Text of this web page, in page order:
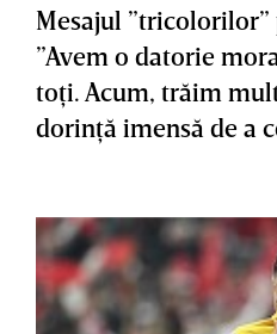
Mesajul
”Avem o datorie
toţi. Acum, trăim
dorinţă imensă de a